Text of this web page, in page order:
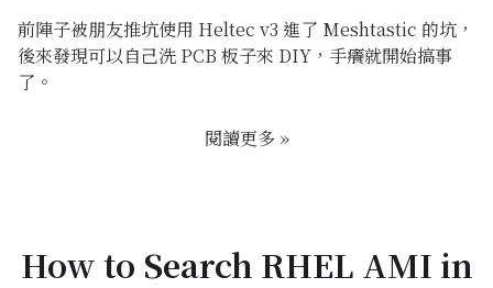
前陣子被朋友推坑使用 Heltec v3 進了 Meshtastic 的坑，
後來發現可以自己洗 PCB 板子來 DIY，手癢就開始搞事
了。
閱讀更多 »
How to Search RHEL AMI in